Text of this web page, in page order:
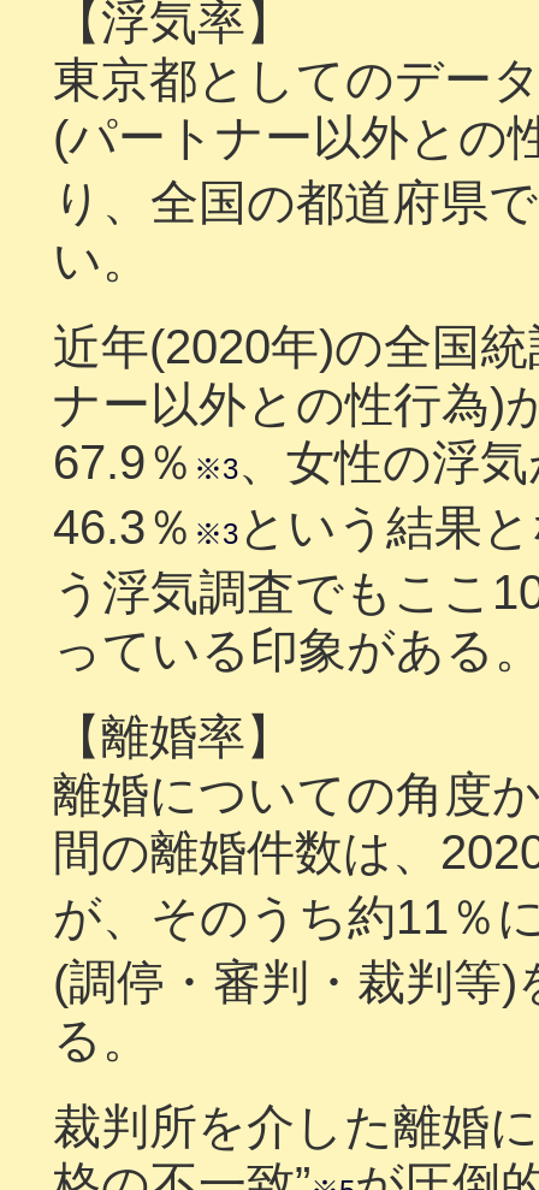
【浮気率】
東京都としてのデー
(パートナー以外との
り、全国の都道府県
い。
近年(2020年)の全国
ナー以外との性行為)
67.9％ ※3、女性の浮
46.3％ ※3 という結果
う浮気調査でもここ
っている印象がある
【離婚率】
離婚についての角度
間の離婚件数は、
が、そのうち約11％
(調停・審判・裁判等
る。
裁判所を介した離婚